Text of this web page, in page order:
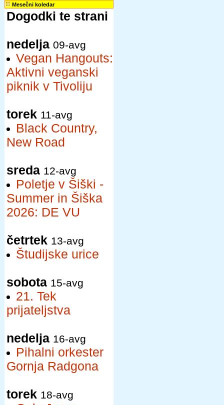
Mesečni koledar
Dogodki te strani
nedelja 09-avg
Vegan Hangouts:
Aktivni veganski
piknik v Tivoliju
torek 11-avg
Black Country,
New Road
sreda 12-avg
Poletje v Šiški -
Summer in Šiška
2026: DE VU
četrtek 13-avg
Študijske urice
sobota 15-avg
21. Tek
prijateljstva
nedelja 16-avg
Pihalni orkester
Gornja Radgona
torek 18-avg